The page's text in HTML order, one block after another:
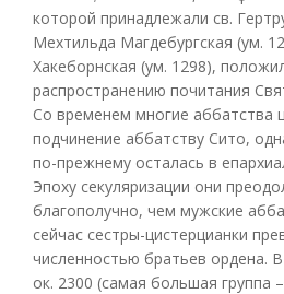
которой принадлежали св.
Мехтильда Магдебургская (ум.
Хакеборнская (ум. 1298),
распространению почитания
Со временем многие аббатства
подчинение аббатству Сито,
по-прежнему осталась в
Эпоху секуляризации они
благополучно, чем мужские
сейчас сестры-цистерцианки
численностью братьев ордена.
ок. 2300 (самая большая группа